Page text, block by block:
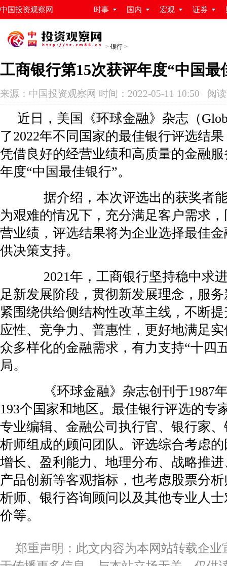
中国投资观察网 时事 国内 宏观 证券
> 银行 >
工商银行第15次获评年度“中国最
来源：中国投资观察网 时间：2022-05-11 10:50 阅
近日，美国《环球金融》杂志（
了2022年不同国家的最佳银行评选结
凭借良好的经营业绩和高质量的金融
年度“中国最佳银行”。
据介绍，本次评选出的获奖者能
为艰难的情况下，充分满足客户需求
营业绩，评选结果将为企业选择最佳
供决策支持。
2021年，工商银行坚持稳中求
足新发展阶段，贯彻新发展理念，服
紧围绕供给侧结构性改革主线，不断
应性、竞争力、普惠性，更好地满足
众多样化的金融需求，有力支持“十四
局。
《环球金融》杂志创刊于1987
193个国家和地区。最佳银行评选的专
专业编辑、金融公司执行官、银行家
析师组成的顾问团队。评选综合考虑
增长、盈利能力、地理分布、战略推
产品创新等客观指标，也考虑股票分
析师、银行咨询顾问以及其他专业人
价等。
郑重声明：此文内容为本网站转载企业